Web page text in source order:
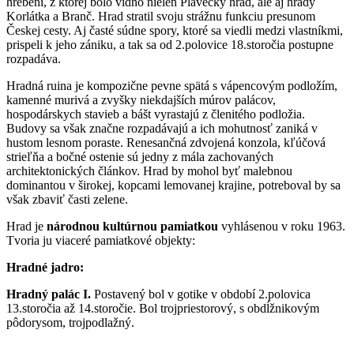
Korlátka a Branč. Hrad stratil svoju strážnu funkciu presunom
Českej cesty. Aj časté súdne spory, ktoré sa viedli medzi vlastníkmi,
prispeli k jeho zániku, a tak sa od 2.polovice 18.storočia postupne
rozpadáva.
Hradná ruina je kompozične pevne spätá s vápencovým podložím,
kamenné murivá a zvyšky niekdajších múrov palácov,
hospodárskych stavieb a bášt vyrastajú z členitého podložia.
Budovy sa však značne rozpadávajú a ich mohutnosť zaniká v
hustom lesnom poraste. Renesančná zdvojená konzola, kľúčová
strieľňa a bočné ostenie sú jedny z mála zachovaných
architektonických článkov. Hrad by mohol byť malebnou
dominantou v širokej, kopcami lemovanej krajine, potreboval by sa
však zbaviť časti zelene.
Hrad je národnou kultúrnou pamiatkou vyhlásenou v roku 1963.
Tvoria ju viaceré pamiatkové objekty:
Hradné jadro:
Hradný palác I. Postavený bol v gotike v období 2.polovica
13.storočia až 14.storočie. Bol trojpriestorový, s obdĺžnikovým
pôdorysom, trojpodlažný.